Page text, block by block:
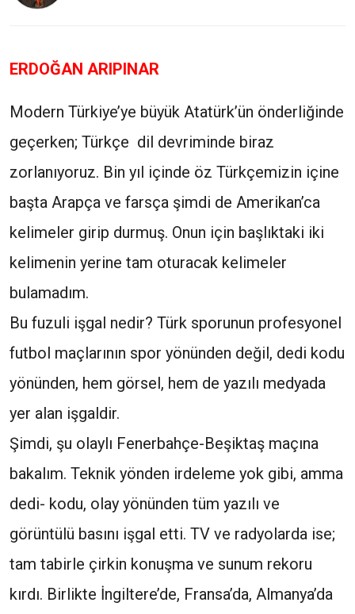
ERDOĞAN ARIPINAR
Modern Türkiye’ye büyük Atatürk’ün önderliğinde
geçerken; Türkçe dil devriminde biraz
zorlanıyoruz. Bin yıl içinde öz Türkçemizin içine
başta Arapça ve farsça şimdi de Amerikan’ca
kelimeler girip durmuş. Onun için başlıktaki iki
kelimenin yerine tam oturacak kelimeler
bulamadım.
Bu fuzuli işgal nedir? Türk sporunun profesyonel
futbol maçlarının spor yönünden değil, dedi kodu
yönünden, hem görsel, hem de yazılı medyada
yer alan işgaldir.
Şimdi, şu olaylı Fenerbahçe-Beşiktaş maçına
bakalım. Teknik yönden irdeleme yok gibi, amma
dedi- kodu, olay yönünden tüm yazılı ve
görüntülü basını işgal etti. TV ve radyolarda ise;
tam tabirle çirkin konuşma ve sunum rekoru
kırdı. Birlikte İngiltere’de, Fransa’da, Almanya’da